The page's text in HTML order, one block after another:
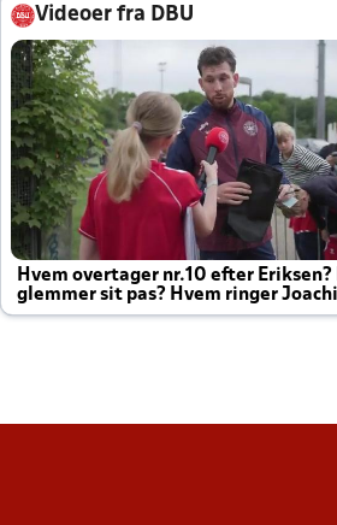
Videoer fra DBU
Hvem overtager nr.10 efter Eriksen?
glemmer sit pas? Hvem ringer
altid til efter kampe?